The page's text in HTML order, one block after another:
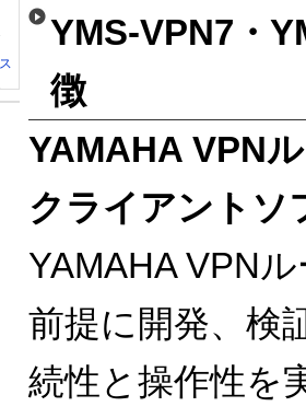
YMS-VPN7・
徴
YAMAHA VPN
クライアントソ
YAMAHA VPN
前提に開発、検
続性と操作性を